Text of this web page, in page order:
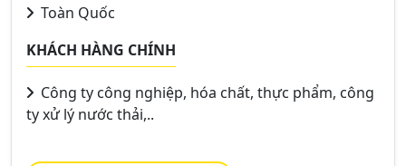
Toàn Quốc
KHÁCH HÀNG CHÍNH
Công ty công nghiệp, hóa chất, thực phẩm, công
ty xử lý nước thải,..